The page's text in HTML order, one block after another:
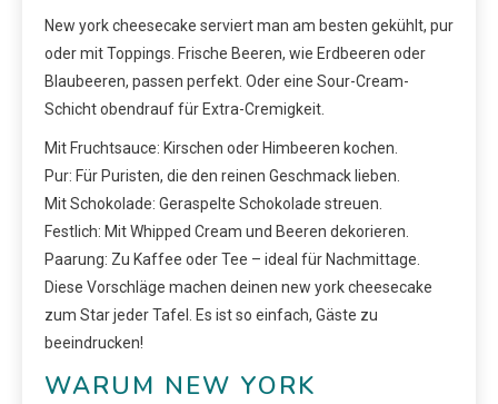
New york cheesecake serviert man am besten gekühlt, pur
oder mit Toppings. Frische Beeren, wie Erdbeeren oder
Blaubeeren, passen perfekt. Oder eine Sour-Cream-
Schicht obendrauf für Extra-Cremigkeit.
Mit Fruchtsauce: Kirschen oder Himbeeren kochen.
Pur: Für Puristen, die den reinen Geschmack lieben.
Mit Schokolade: Geraspelte Schokolade streuen.
Festlich: Mit Whipped Cream und Beeren dekorieren.
Paarung: Zu Kaffee oder Tee – ideal für Nachmittage.
Diese Vorschläge machen deinen new york cheesecake
zum Star jeder Tafel. Es ist so einfach, Gäste zu
beeindrucken!
WARUM NEW YORK